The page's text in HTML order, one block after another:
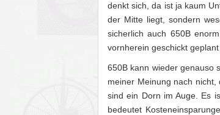
denkt sich, da ist ja kaum
der Mitte liegt, sondern
sicherlich auch 650B
vornherein geschickt
650B kann wieder genauso
meiner Meinung nach
sind ein Dorn im Auge. Es
bedeutet